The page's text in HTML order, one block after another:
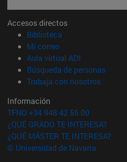
Accesos directos
Biblioteca
Mi correo(abre en nueva
Aula virtual ADI
Búsqueda de personas(abre
Trabaja con nosotros(abre
Información
TFNO +34 948 42 56 00
¿QUÉ GRADO TE INTERESA?
¿QUÉ MÁSTER TE INTERESA?
© Universidad de Navarra